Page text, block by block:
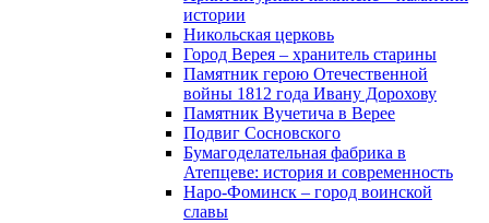
истории
Никольская церковь
Город Верея – хранитель старины
Памятник герою Отечественной
войны 1812 года Ивану Дорохову
Памятник Вучетича в Верее
Подвиг Сосновского
Бумагоделательная фабрика в
Атепцеве: история и современность
Наро-Фоминск – город воинской
славы